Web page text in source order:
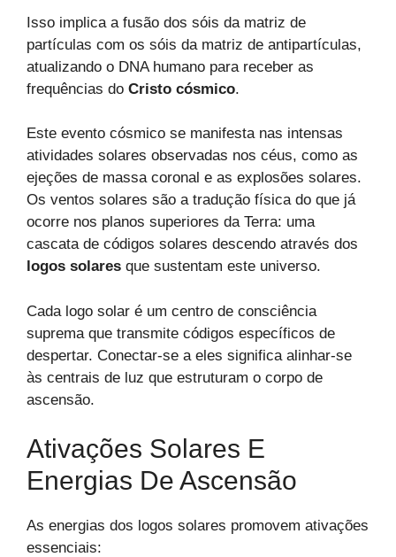
Isso implica a fusão dos sóis da matriz de
partículas com os sóis da matriz de antipartículas,
atualizando o DNA humano para receber as
frequências do Cristo cósmico.
Este evento cósmico se manifesta nas intensas
atividades solares observadas nos céus, como as
ejeções de massa coronal e as explosões solares.
Os ventos solares são a tradução física do que já
ocorre nos planos superiores da Terra: uma
cascata de códigos solares descendo através dos
logos solares que sustentam este universo.
Cada logo solar é um centro de consciência
suprema que transmite códigos específicos de
despertar. Conectar-se a eles significa alinhar-se
às centrais de luz que estruturam o corpo de
ascensão.
Ativações Solares E
Energias De Ascensão
As energias dos logos solares promovem ativações
essenciais: